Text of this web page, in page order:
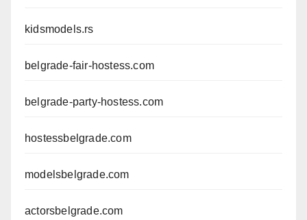
kidsmodels.rs
belgrade-fair-hostess.com
belgrade-party-hostess.com
hostessbelgrade.com
modelsbelgrade.com
actorsbelgrade.com